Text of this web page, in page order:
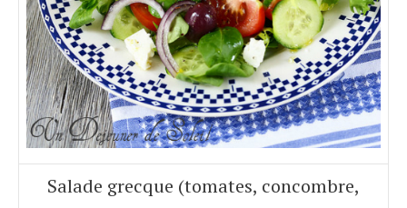
Salade grecque (tomates, concombre,